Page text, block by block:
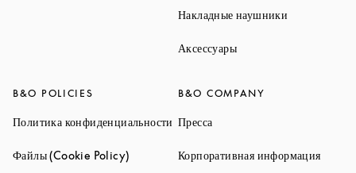
Накладные наушники
АксессуарыLink Opens in New
B&O POLICIES
Политика конфиденциальности Link Opens in New Tab
Файлы (Cookie Policy)Link Opens in New Tab
B&O COMPANY
ПрессаLink Opens in New Tab
Корпоративная информацияLink